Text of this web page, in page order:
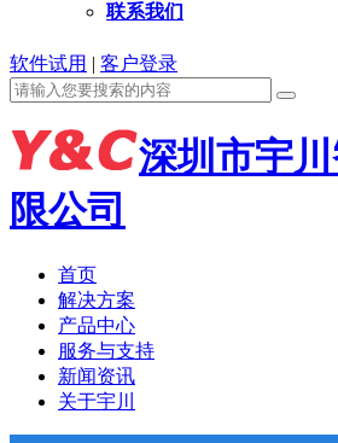
联系我们
软件试用 | 客户登录
深圳市宇
限公司
首页
解决方案
产品中心
服务与支持
新闻资讯
关于宇川